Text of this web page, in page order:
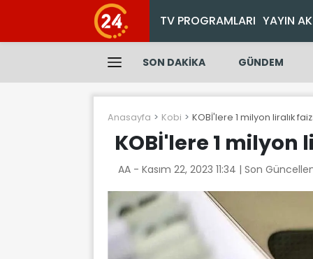
TV PROGRAMLARI YAYIN
SON DAKİKA GÜNDEM
Anasayfa Kobi KOBİ'lere 1 milyon liralık
KOBİ'lere 1 milyon
AA - Kasım 22, 2023 11:34 | Son